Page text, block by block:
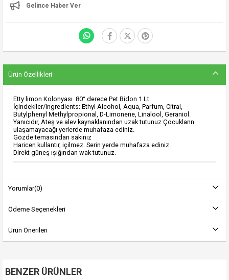
Gelince Haber Ver
Ürün Özellikleri
Etty limon Kolonyası 80° derece Pet Bidon 1 Lt
İçindekiler/Ingredients: Ethyl Alcohol, Aqua, Parfum, Citral,
Butylphenyl Methylpropional, D-Limonene, Linalool, Geraniol.
Yanıcıdır, Ateş ve alev kaynaklanından uzak tutunuz Çocuklann
ulaşamayacağı yerlerde muhafaza ediniz.
Gözde temasından sakınız
Haricen kullantır, içilmez. Serin yerde muhafaza ediniz.
Direkt güneş ışığından wak tutunuz.
Yorumlar(0)
Ödeme Seçenekleri
Ürün Önerileri
BENZER ÜRÜNLER